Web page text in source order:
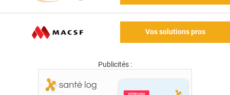
Vos solutions pros
Publicités :